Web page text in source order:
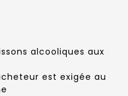
alcooliques aux
est exigée au